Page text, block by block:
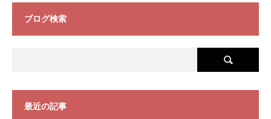
ブログ検索
最近の記事